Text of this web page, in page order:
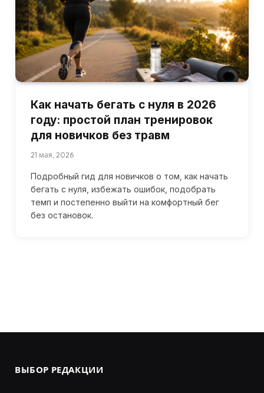
Как начать бегать с нуля в 2026
году: простой план тренировок
для новичков без травм
21 мая, 2026
Подробный гид для новичков о том, как начать
бегать с нуля, избежать ошибок, подобрать
темп и постепенно выйти на комфортный бег
без остановок.
ВЫБОР РЕДАКЦИИ